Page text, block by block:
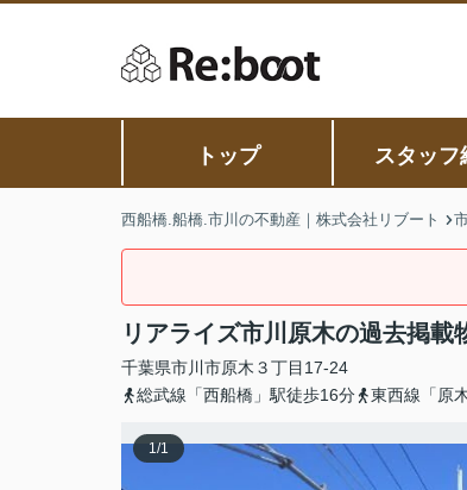
トップ スタッフ
西船橋.船橋.市川の不動産｜株式会社リブート
リアライズ市川原木の過去掲載
千葉県市川市原木 ３丁目17-24
総武線「西船橋」駅徒歩16分
東西線「原
1/1